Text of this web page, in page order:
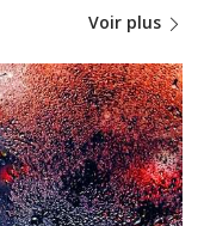
Voir plus